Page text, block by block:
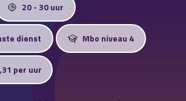
Nieuws
Over ons
Vestigingen
20 - 30 uur
dienst Mbo niveau 4
per uur